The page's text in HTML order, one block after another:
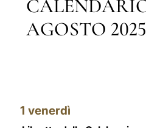
AGOSTO 2025
1 venerdì